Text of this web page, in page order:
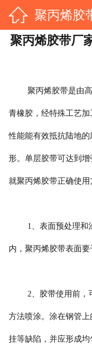
 聚丙烯胶
丙烯胶带
聚丙烯胶带厂
聚丙烯胶带是由
青橡胶，经特殊工艺
性能能有效抵抗陆地
形。单层胶带可达到
就聚丙烯胶带正确使用
1、表面预处理和
内，聚丙烯胶带表面要
2、胶带使用前，
方法喷涂。涂在钢管
挂等缺陷，并应形成